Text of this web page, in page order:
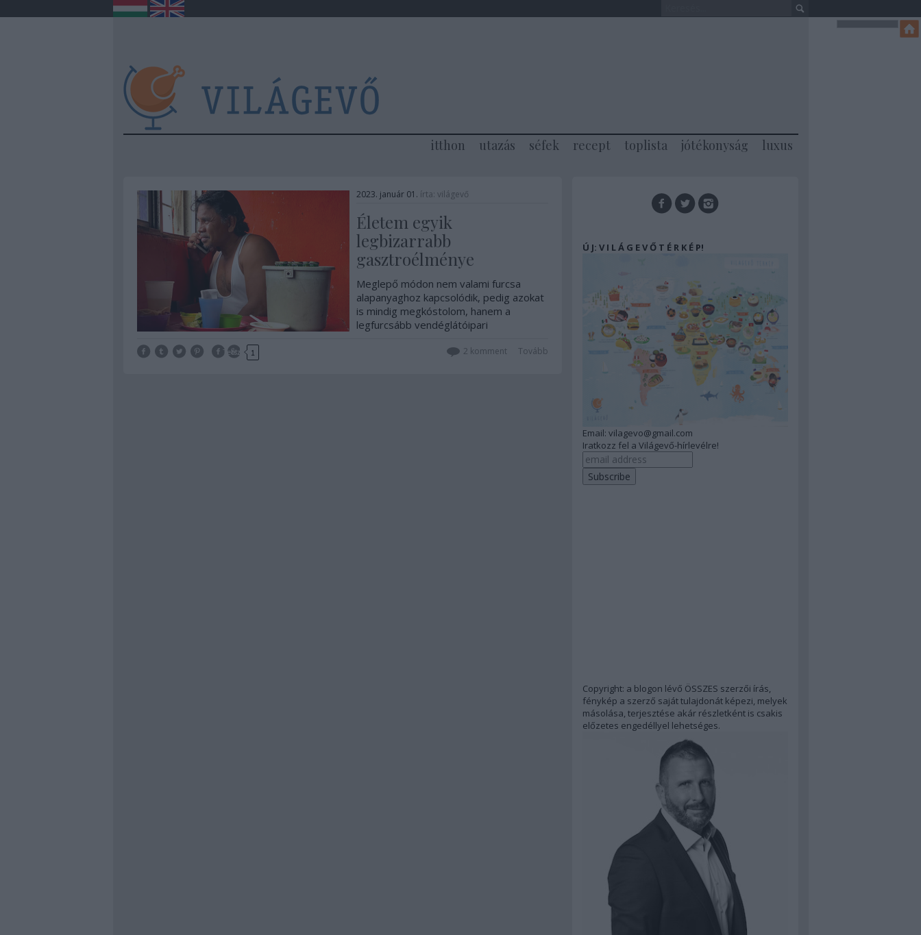
itthon utazás séfek recept toplista jótékonyság luxus
2023. január 01. írta: világevő
Életem egyik
legbizarrabb
gasztroélménye
Meglepő módon nem valami furcsa
alapanyaghoz kapcsolódik, pedig azokat
is mindig megkóstolom, hanem a
legfurcsább vendéglátóipari
Tetszik 1 Tovább
2 komment
Ú J: V I L Á G E V Ő T É R K É P!
Email: vilagevo@gmail.com
Iratkozz fel a Világevő-hírlevélre!
Copyright: a blogon lévő ÖSSZES szerzői írás,
fénykép a szerző saját tulajdonát képezi, melyek
másolása, terjesztése akár részletként is csakis
előzetes engedéllyel lehetséges.